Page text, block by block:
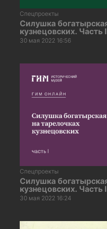
Спецпроекты
Силушка
кузнецовских. Часть
30 мая 2022 16:56
Спецпроекты
Силушка
кузнецовских. Часть I
30 мая 2022 16:24